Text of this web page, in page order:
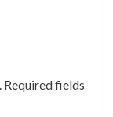
Required fields